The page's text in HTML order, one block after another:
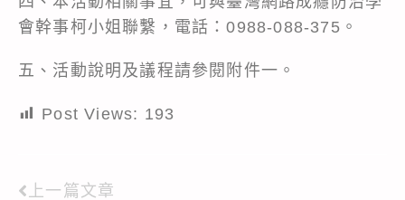
會幹事柯小姐聯繫，電話：0988-088-375。
五、活動說明及議程請參閱附件一。
Post Views: 193
上一篇文章